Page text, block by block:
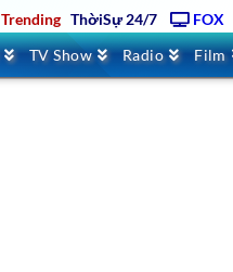
Trending ThờiSự 24/7 FOX
TV Show Radio Film